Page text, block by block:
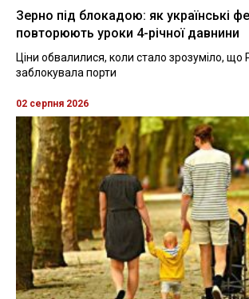
Зерно під блокадою: як українські
повторюють уроки 4-річної давнини
Ціни обвалилися, коли стало зрозуміло, що
заблокувала порти
02 серпня 2026